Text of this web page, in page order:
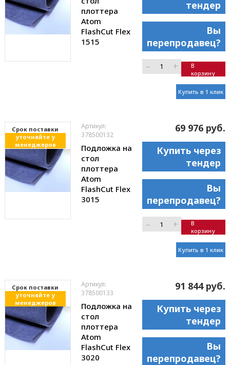
плоттера
Atom
FlashCut Flex
1515
тендер
Вы
перепродавец?
– +
В
корзину
Купить в 1 клик
Cрок поставки
уточняйте у
менеджеров
Артикул:
378500132
Подложка на
стол
плоттера
Atom
FlashCut Flex
3015
69 976 руб.
Купить через
тендер
Вы
перепродавец?
– +
В
корзину
Купить в 1 клик
Cрок поставки
уточняйте у
менеджеров
Артикул:
378500133
Подложка на
стол
плоттера
Atom
FlashCut Flex
3020
91 844 руб.
Купить через
тендер
Вы
перепродавец?